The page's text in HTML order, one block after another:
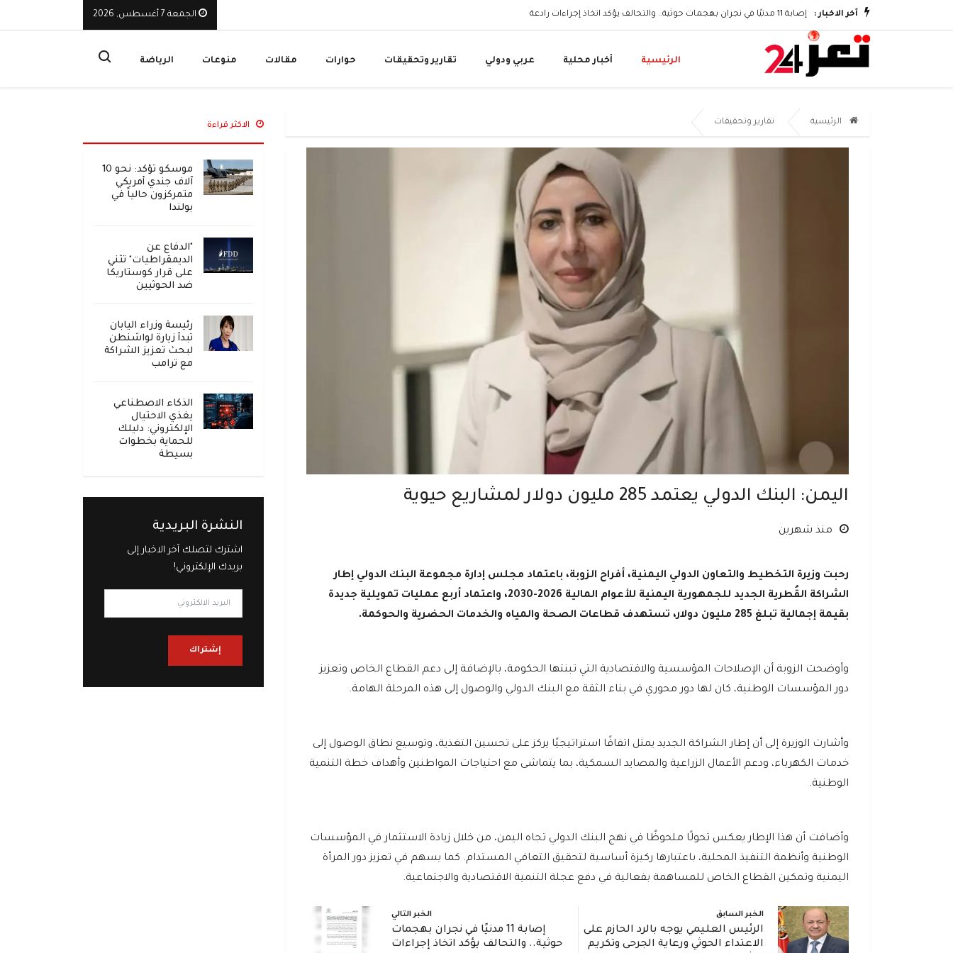
آخر الاخبار : إصابة 11 مدنيًا في نجران بهجمات حوثية.. والتحالف يؤكد اتخاذ إجراءات رادعة البنك المركزي اليمني يوقف تراخيص ثلاث منشآت صرافة ويأمر بإغلاق مقراتها
الجمعة 7 أغسطس, 2026
الرئيسية أخبار محلية عربي ودولي تقارير وتحقيقات حوارات مقالات منوعات الرياضة
الرئيسية تقارير وتحقيقات
اليمن: البنك الدولي يعتمد 285 مليون دولار لمشاريع حيوية
منذ شهرين
رحبت وزيرة التخطيط والتعاون الدولي اليمنية، أفراح الزوبة، باعتماد مجلس إدارة مجموعة البنك الدولي إطار
الشراكة القُطرية الجديد للجمهورية اليمنية للأعوام المالية 2026-2030، واعتماد أربع عمليات تمويلية جديدة
بقيمة إجمالية تبلغ 285 مليون دولار، تستهدف قطاعات الصحة والمياه والخدمات الحضرية والحوكمة.
وأوضحت الزوبة أن الإصلاحات المؤسسية والاقتصادية التي تبنتها الحكومة، بالإضافة إلى دعم القطاع الخاص وتعزيز
دور المؤسسات الوطنية، كان لها دور محوري في بناء الثقة مع البنك الدولي والوصول إلى هذه المرحلة الهامة.
وأشارت الوزيرة إلى أن إطار الشراكة الجديد يمثل اتفاقًا استراتيجيًا يركز على تحسين التغذية، وتوسيع نطاق الوصول إلى
خدمات الكهرباء، ودعم الأعمال الزراعية والمصايد السمكية، بما يتماشى مع احتياجات المواطنين وأهداف خطة التنمية
الوطنية.
وأضافت أن هذا الإطار يعكس تحولًا ملحوظًا في نهج البنك الدولي تجاه اليمن، من خلال زيادة الاستثمار في المؤسسات
الوطنية وأنظمة التنفيذ المحلية، باعتبارها ركيزة أساسية لتحقيق التعافي المستدام. كما يسهم في تعزيز دور المرأة
اليمنية وتمكين القطاع الخاص للمساهمة بفعالية في دفع عجلة التنمية الاقتصادية والاجتماعية.
الخبر السابق
الرئيس العليمي يوجه بالرد الحازم على
الاعتداء الحوثي ورعاية الجرحى وتكريم
الخبر التالي
إصابة 11 مدنيًا في نجران بهجمات
حوثية.. والتحالف يؤكد اتخاذ إجراءات
الاكثر قراءة
موسكو تؤكد: نحو 10
آلاف جندي أمريكي
متمركزون حالياً في
بولندا
"الدفاع عن
الديمقراطيات" تثني
على قرار كوستاريكا
ضد الحوثيين
رئيسة وزراء اليابان
تبدأ زيارة لواشنطن
لبحث تعزيز الشراكة
مع ترامب
الذكاء الاصطناعي
يغذي الاحتيال
الإلكتروني: دليلك
للحماية بخطوات
بسيطة
النشرة البريدية
اشترك لتصلك آخر الاخبار إلى
بريدك الإلكتروني!
إشتراك